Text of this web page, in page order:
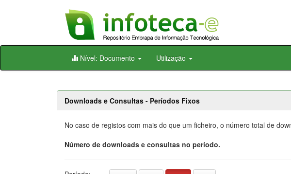
Skip
Nível: Documento Utilização
Downloads e Consultas - Períodos Fixos
No caso de registos com mais do que um ficheiro, o número total de
Número de downloads e consultas no período.